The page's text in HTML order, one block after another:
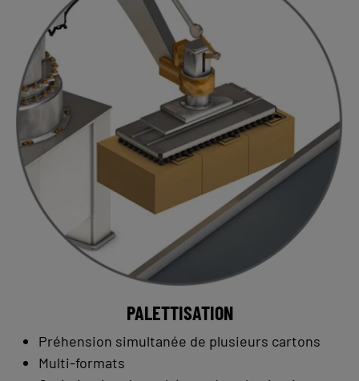
PALETTISATION
Préhension simultanée de plusieurs cartons
Multi-formats